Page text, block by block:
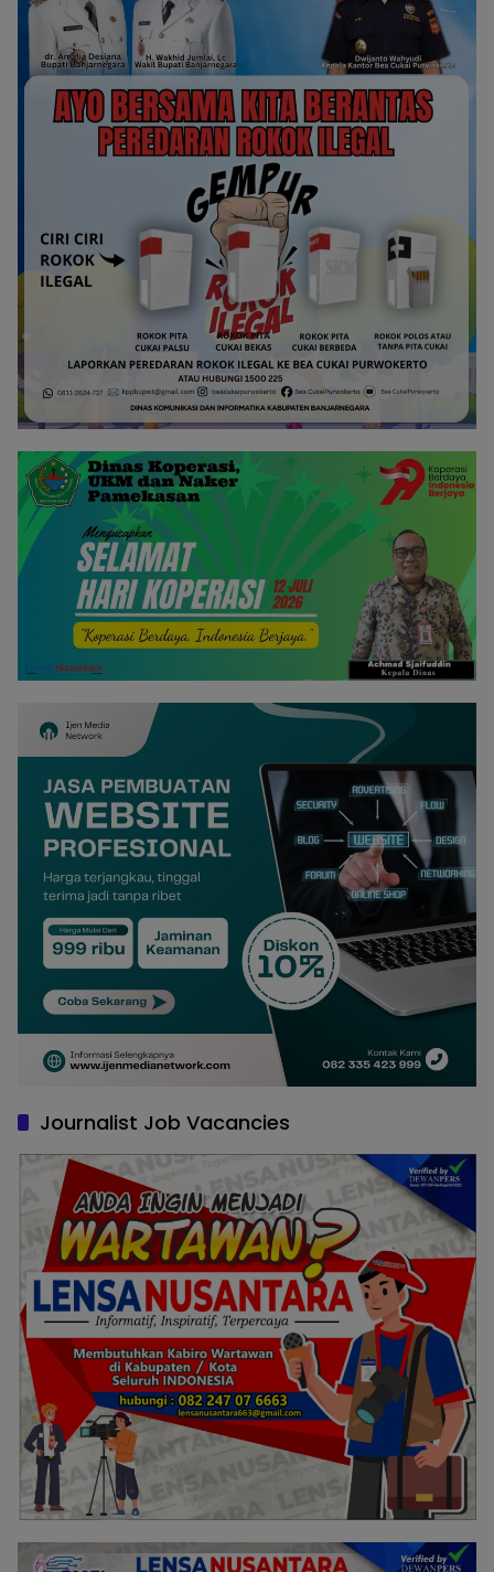
Journalist Job Vacancies